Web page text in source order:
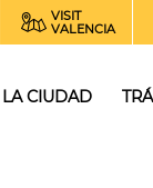
VISIT
VALENCIA
LA CIUDAD